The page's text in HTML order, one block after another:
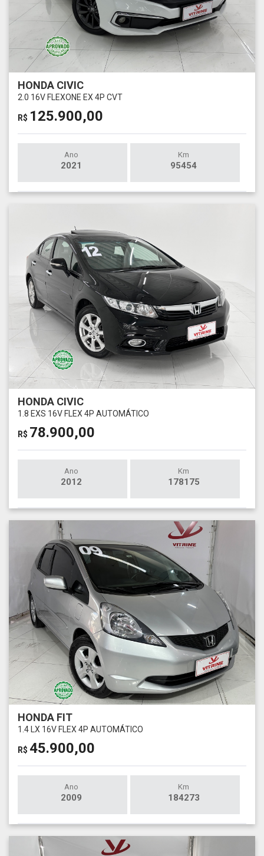
HONDA CIVIC
2.0 16V FLEXONE EX 4P CVT
R$ 125.900,00
Ano
2021
Km
95454
HONDA CIVIC
1.8 EXS 16V FLEX 4P AUTOMÁTICO
R$ 78.900,00
Ano
2012
Km
178175
HONDA FIT
1.4 LX 16V FLEX 4P AUTOMÁTICO
R$ 45.900,00
Ano
2009
Km
184273